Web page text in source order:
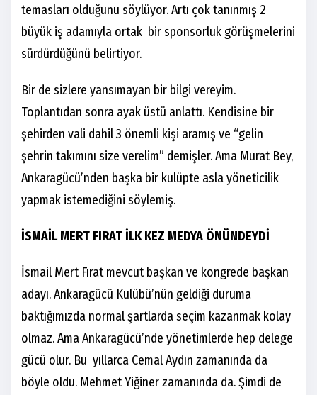
temasları olduğunu söylüyor. Artı çok tanınmış 2
büyük iş adamıyla ortak bir sponsorluk görüşmelerini
sürdürdüğünü belirtiyor.
Bir de sizlere yansımayan bir bilgi vereyim.
Toplantıdan sonra ayak üstü anlattı. Kendisine bir
şehirden vali dahil 3 önemli kişi aramış ve “gelin
şehrin takımını size verelim” demişler. Ama Murat Bey,
Ankaragücü’nden başka bir kulüpte asla yöneticilik
yapmak istemediğini söylemiş.
İSMAİL MERT FIRAT İLK KEZ MEDYA ÖNÜNDEYDİ
İsmail Mert Fırat mevcut başkan ve kongrede başkan
adayı. Ankaragücü Kulübü’nün geldiği duruma
baktığımızda normal şartlarda seçim kazanmak kolay
olmaz. Ama Ankaragücü’nde yönetimlerde hep delege
gücü olur. Bu yıllarca Cemal Aydın zamanında da
böyle oldu. Mehmet Yiğiner zamanında da. Şimdi de